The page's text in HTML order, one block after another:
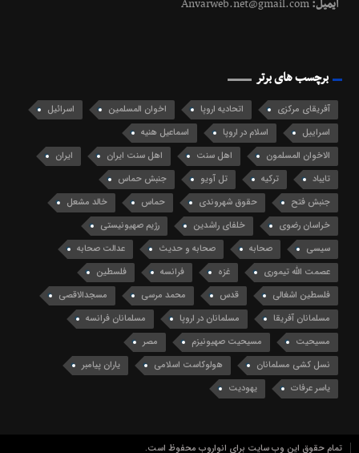
ایمیل:Anvarweb.net@gmail.com
برچسب های برتر
آفریقای مرکزی اتحادیه اروپا اخوان المسلمین
اسرائیل
اسراییل
اسلام در اروپا
اسماعیل هنیه
الاخوان المسلمون
اهل سنت اهل سنت ایران
ایران
تایباد
ترکیه تل آویو
جنبش حماس
جنبش فتح
حقوق شهروندی حماس
خالد مشعل
خراسان رضوی
خلفای راشدین
رژیم صهیونیستی
سیسی
صحابه صحابه و حدیث
عدالت صحابه
عصمت الله تیموری
غزه فرانسه
فلسطین
فلسطین اشغالی
قدس محمد مرسی
مسجدالاقصی
مسلمانان آفریقا
مسلمانان در اروپا
مسلمانان فرانسه
مسیحیت
مسیحیت صهیونیزم
مصر
نسل کشی مسلمانان
هولوکاست اسلامی
یاران پیامبر
یاسر عرفات
یهودیت
تمام حقوق این وب سایت برای انواروب محفوظ است.